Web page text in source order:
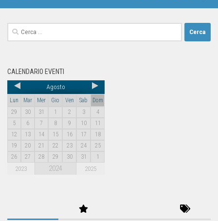
CALENDARIO EVENTI
Agosto
Lun Mar Mer Gio Ven Sab
Dom
29
30 31 1 2 3
4
5
6 7 8 9 10
11
12
13 14 15 16 17
18
19
20 21 22 23 24
25
26
27 28 29 30 31 1
2023 2024 2025